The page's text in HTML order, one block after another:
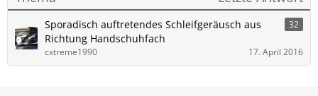
Sporadisch auftretendes Schleifgeräusch aus
Richtung Handschuhfach
32
cxtreme1990 17. April 2016